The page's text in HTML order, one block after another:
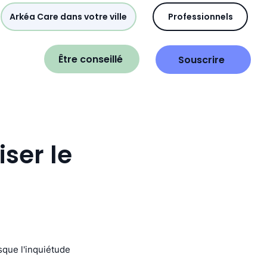
Arkéa Care dans votre ville Professionnels
Être conseillé Souscrire
le
l'inquiétude